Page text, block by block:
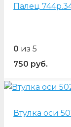
Палец
0 из 5
750 руб.
Втулка оси